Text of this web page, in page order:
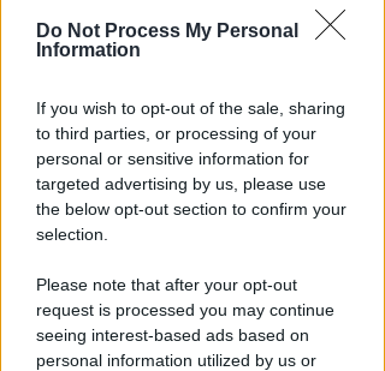
Do Not Process My Personal
Information
If you wish to opt-out of the sale, sharing
to third parties, or processing of your
personal or sensitive information for
targeted advertising by us, please use
the below opt-out section to confirm your
selection.
Please note that after your opt-out
request is processed you may continue
seeing interest-based ads based on
personal information utilized by us or
Il peccato sociale. A "I Lunedì di
Viserba" l'economista Stefano
diRedazione